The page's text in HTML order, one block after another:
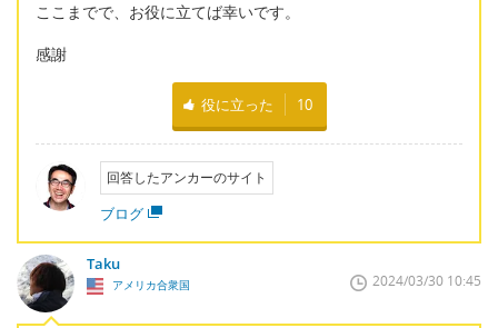
ここまでで、お役に立てば幸いです。
感謝
役に立った 10
回答したアンカーのサイト
ブログ
Taku
アメリカ合衆国 2024/03/30 10:45